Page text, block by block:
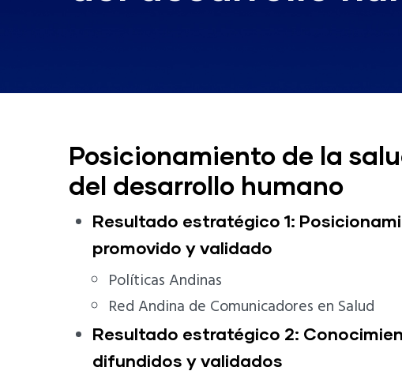
Posicionamiento de la
del desarrollo humano
Resultado estratégico 1:
promovido y validado
Políticas Andinas
Red Andina de Comunicadores en Salud
Resultado estratégico 2:
difundidos y validados